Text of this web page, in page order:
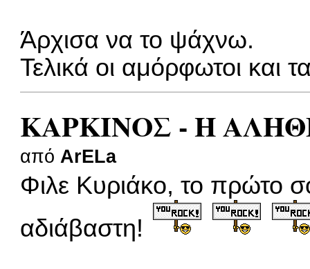
Άρχισα να το ψάχνω.
Τελικά οι αμόρφωτοι και
ΚΑΡΚΙΝΟΣ - Η
από ArELa
Φιλε Κυριάκο, το πρώτο
αδιάβαστη!